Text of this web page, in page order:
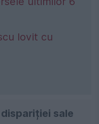
lovit cu
sale